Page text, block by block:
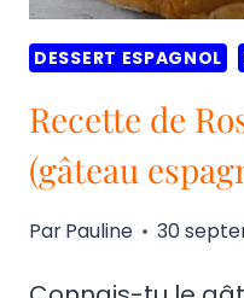
DESSERT ESPAGNOL
Recette de
(gâteau
ParPauline 30